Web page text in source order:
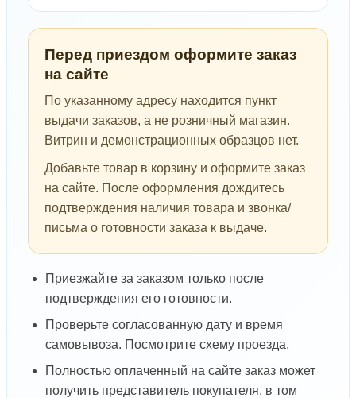
Перед приездом оформите заказ
на сайте
По указанному адресу находится пункт
выдачи заказов, а не розничный магазин.
Витрин и демонстрационных образцов нет.
Добавьте товар в корзину и оформите заказ
на сайте. После оформления дождитесь
подтверждения наличия товара и звонка/
письма о готовности заказа к выдаче.
Приезжайте за заказом только после
подтверждения его готовности.
Проверьте согласованную дату и время
самовывоза. Посмотрите схему проезда.
Полностью оплаченный на сайте заказ может
получить представитель покупателя, в том